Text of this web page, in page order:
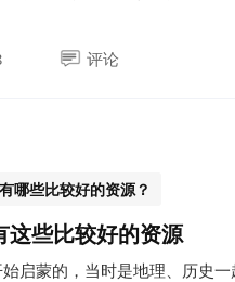
评论
哪些比较好的资源？
这些比较好的资源
启蒙的，当时是地理、历史